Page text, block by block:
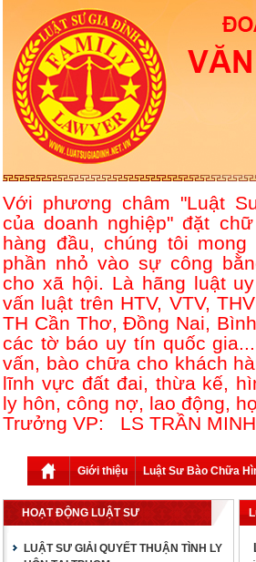
Với phương châm "Luật
của doanh nghiệp" đặt
hàng đầu, chúng tôi
phần nhỏ vào sự công
cho xã hội. Là hãng luật
vấn luật trên HTV, VTV,
TH Cần Thơ, Đồng Nai,
các tờ báo uy tín quốc
vấn, bào chữa cho khách
lĩnh vực đất đai, thừa kế,
ly hôn, công nợ, lao động,
Trưởng VP: LS TRẦN
Giới thiệu Luật Sư Bào Chữa
HOẠT ĐỘNG LUẬT SƯ
LUẬT SƯ GIẢI QUYẾT THUẬN TÌNH LY